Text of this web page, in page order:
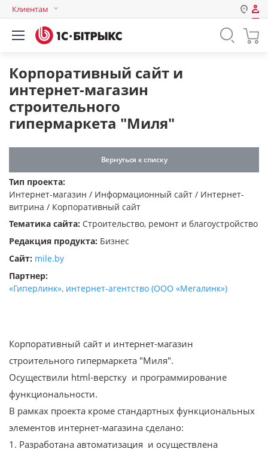
Клиентам
Авторизация
Логин
Запомнить меня на этом
Забыли свой пароль?
Корпоративный сайт и
интернет-магазин
строительного
гипермаркета "Миля"
Вернуться к списку
Тип проекта:
Интернет-магазин / Информационный сайт / Интернет-
витрина / Корпоративный сайт
Тематика сайта: Строительство, ремонт и благоустройство
Редакция продукта: Бизнес
Сайт: mile.by
Партнер:
«Гиперлинк», интернет-агентство (ООО «Мегалинк»)
Корпоративный сайт и интернет-магазин
строительного гипермаркета "Миля".
Осуществили html-верстку и программирование
функциональности.
В рамках проекта кроме стандартных функциональных
элементов интернет-магазина сделано:
1. Разработана автоматизация и осуществлена